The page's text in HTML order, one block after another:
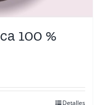
100 %
Detalles